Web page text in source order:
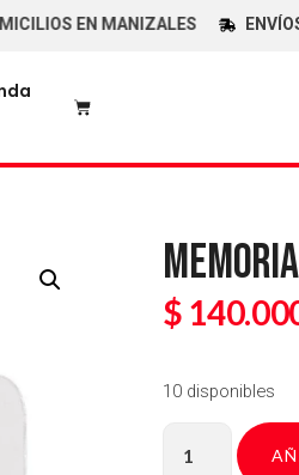
EN MANIZALES ENVÍOS
$
10 disponibles